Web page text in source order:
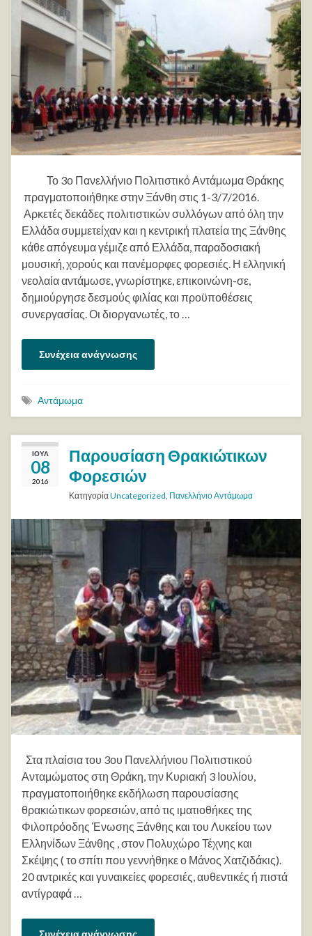
Το 3ο Πανελλήνιο Πολιτιστικό Αντάμωμα Θράκης
πραγματοποιήθηκε στην Ξάνθη στις 1-3/7/2016.
Αρκετές δεκάδες πολιτιστικών συλλόγων από όλη την
Ελλάδα συμμετείχαν και η κεντρική πλατεία της Ξάνθης
κάθε απόγευμα γέμιζε από Ελλάδα, παραδοσιακή
μουσική, χορούς και πανέμορφες φορεσιές. Η ελληνική
νεολαία αντάμωσε, γνωρίστηκε, επικοινώνη-σε,
δημιούργησε δεσμούς φιλίας και προϋποθέσεις
συνεργασίας. Οι διοργανωτές, το …
Συνέχεια ανάγνωσης
Αντάμωμα
ΙΟΎΛ
08
2016
Παρουσίαση Θρακιώτικων
Φορεσιών
ΚατηγορίαUncategorized Πανελλήνιο Αντάμωμα
Στα πλαίσια του 3ου Πανελλήνιου Πολιτιστικού
Ανταμώματος στη Θράκη, την Κυριακή 3 Ιουλίου,
πραγματοποιήθηκε εκδήλωση παρουσίασης
θρακιώτικων φορεσιών, από τις ιματιοθήκες της
Φιλοπρόοδης Ένωσης Ξάνθης και του Λυκείου των
Ελληνίδων Ξάνθης , στον Πολυχώρο Τέχνης και
Σκέψης ( το σπίτι που γεννήθηκε ο Μάνος Χατζιδάκις).
20 αντρικές και γυναικείες φορεσιές, αυθεντικές ή πιστά
αντίγραφά …